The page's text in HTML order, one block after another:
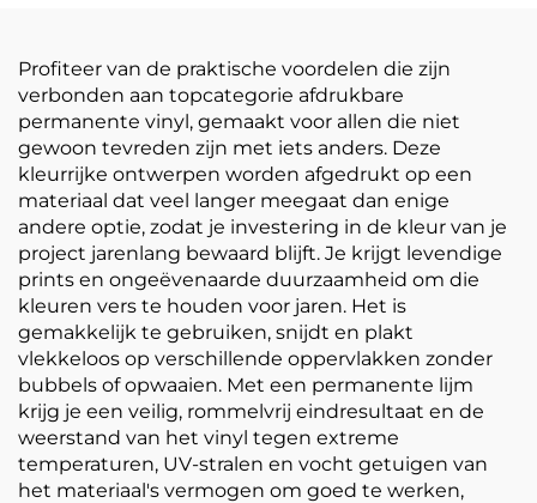
Profiteer van de praktische voordelen die zijn
verbonden aan topcategorie afdrukbare
permanente vinyl, gemaakt voor allen die niet
gewoon tevreden zijn met iets anders. Deze
kleurrijke ontwerpen worden afgedrukt op een
materiaal dat veel langer meegaat dan enige
andere optie, zodat je investering in de kleur van je
project jarenlang bewaard blijft. Je krijgt levendige
prints en ongeëvenaarde duurzaamheid om die
kleuren vers te houden voor jaren. Het is
gemakkelijk te gebruiken, snijdt en plakt
vlekkeloos op verschillende oppervlakken zonder
bubbels of opwaaien. Met een permanente lijm
krijg je een veilig, rommelvrij eindresultaat en de
weerstand van het vinyl tegen extreme
temperaturen, UV-stralen en vocht getuigen van
het materiaal's vermogen om goed te werken,